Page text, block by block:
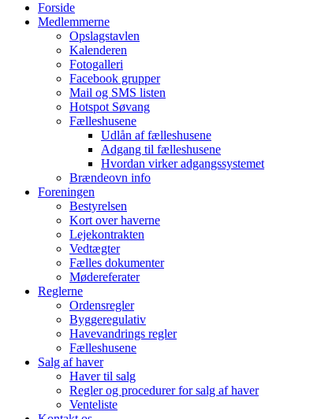
Forside
Medlemmerne
Opslagstavlen
Kalenderen
Fotogalleri
Facebook grupper
Mail og SMS listen
Hotspot Søvang
Fælleshusene
Udlån af fælleshusene
Adgang til fælleshusene
Hvordan virker adgangssystemet
Brændeovn info
Foreningen
Bestyrelsen
Kort over haverne
Lejekontrakten
Vedtægter
Fælles dokumenter
Mødereferater
Reglerne
Ordensregler
Byggeregulativ
Havevandrings regler
Fælleshusene
Salg af haver
Haver til salg
Regler og procedurer for salg af haver
Venteliste